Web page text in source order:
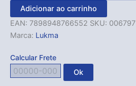
Adicionar ao carrinho
EAN: 7898948766552 SKU: 006797
Marca: Lukma
Calcular Frete
Ok